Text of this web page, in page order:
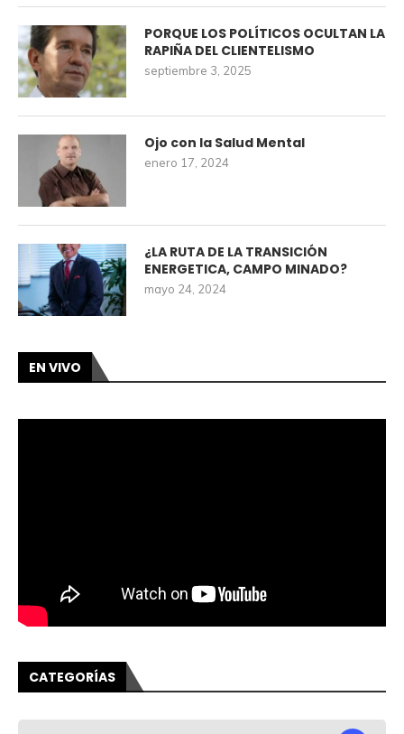
PORQUE LOS POLÍTICOS OCULTAN LA
RAPIÑA DEL CLIENTELISMO
septiembre 3, 2025
Ojo con la Salud Mental
enero 17, 2024
¿LA RUTA DE LA TRANSICIÓN
ENERGETICA, CAMPO MINADO?
mayo 24, 2024
EN VIVO
CATEGORÍAS